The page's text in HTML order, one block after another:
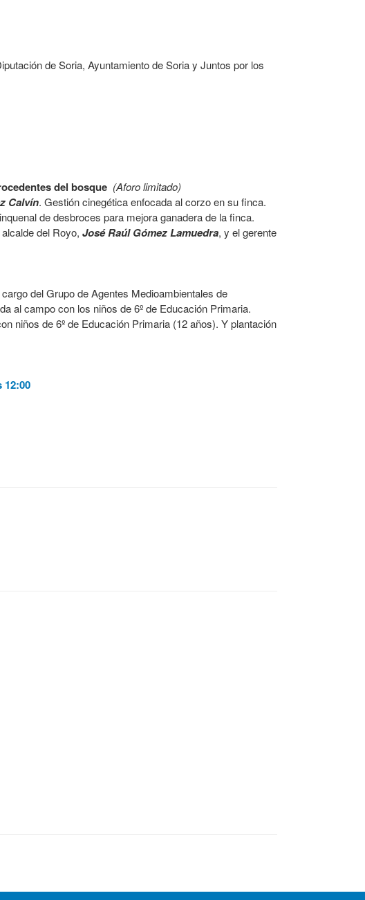
de Soria, Ayuntamiento de Soria y Juntos por los
del bosque (Aforo limitado)
Calvín. Gestión cinegética enfocada al corzo en su finca.
de desbroces para mejora ganadera de la finca.
del Royo, José Raúl Gómez Lamuedra, y el gerente
del Grupo de Agentes Medioambientales de
al campo con los niños de 6º de Educación Primaria.
niños de 6º de Educación Primaria (12 años). Y plantación
12:00